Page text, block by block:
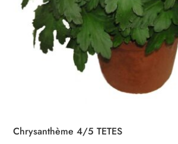
Chrysanthème 4/5 TETES